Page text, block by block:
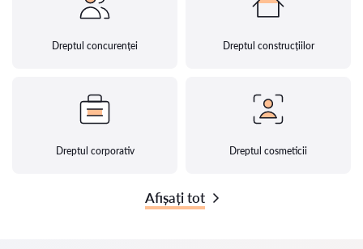
Dreptul concurenței Dreptul construcțiilor
Dreptul corporativ Dreptul cosmeticii
Afișați tot